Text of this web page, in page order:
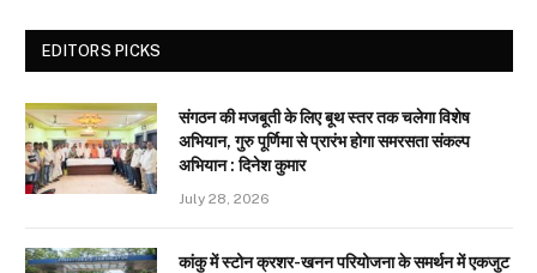
EDITORS PICKS
संगठन की मजबूती के लिए बूथ स्तर तक चलेगा विशेष
अभियान, गुरु पूर्णिमा से प्रारंभ होगा समरसता संकल्प
अभियान : दिनेश कुमार
July 28, 2026
कांकु में स्टोन क्रशर-खनन परियोजना के समर्थन में एकजुट